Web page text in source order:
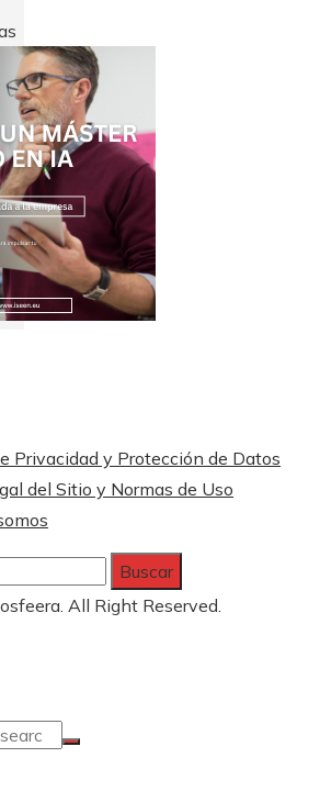
Privacidad y Protección de Datos
del Sitio y Normas de Uso
All Right Reserved.